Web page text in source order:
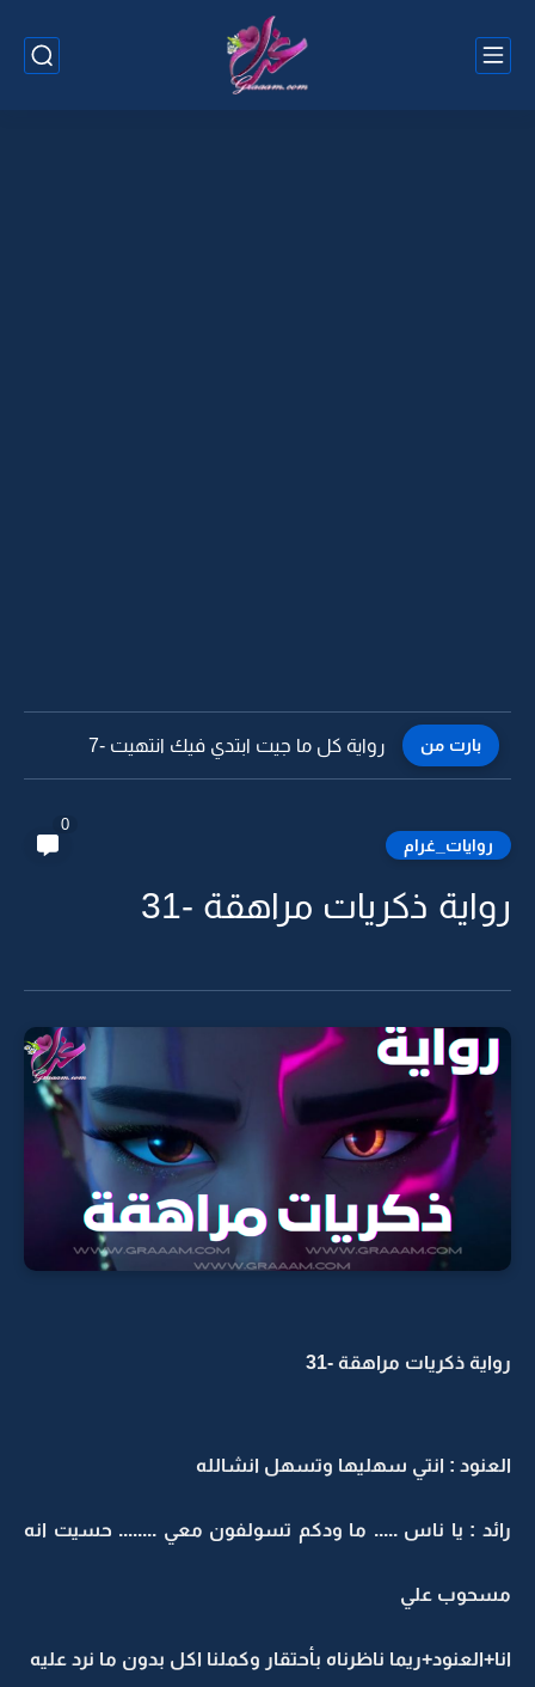
بارت من رواية كل ما جيت ابتدي فيك انتهيت -7
روايات_غرام
0
رواية ذكريات مراهقة -31
رواية ذكريات مراهقة -31
العنود : انتي سهليها وتسهل انشالله
رائد : يا ناس ..... ما ودكم تسولفون معي ........ حسيت انه
مسحوب علي
انا+العنود+ريما ناظرناه بأحتقار وكملنا اكل بدون ما نرد عليه